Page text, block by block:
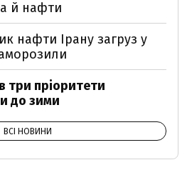
й нафти
нафти Ірану загруз у
три пріоритети
до зими
ВСІ НОВИНИ